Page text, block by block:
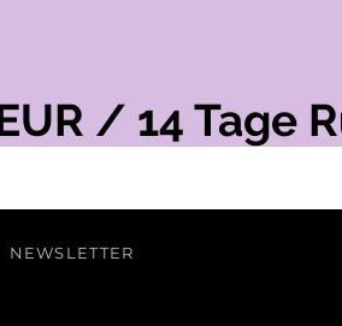
/ 14 Tage
NEWSLETTER